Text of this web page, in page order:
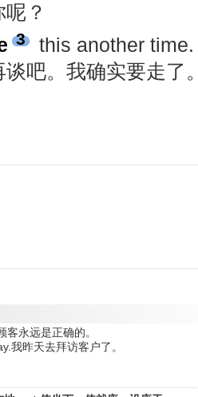
？
3
this another
吧。我确实要走了
永远是正确的。
我昨天去拜访客户了。